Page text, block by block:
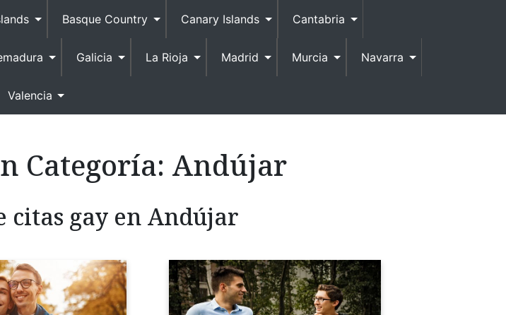
Basque Country Canary Islands Cantabria
Galicia La Rioja Madrid Murcia Navarra
Valencia
Categoría: Andújar
citas gay en Andújar